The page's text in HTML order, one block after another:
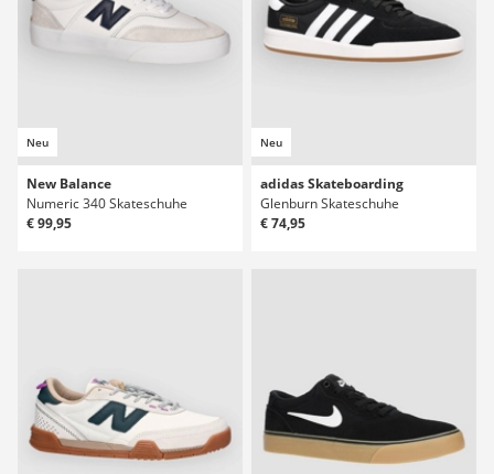
Neu
New Balance
Numeric 340 Skateschuhe
€ 99,95
Neu
adidas Skateboarding
Glenburn Skateschuhe
€ 74,95